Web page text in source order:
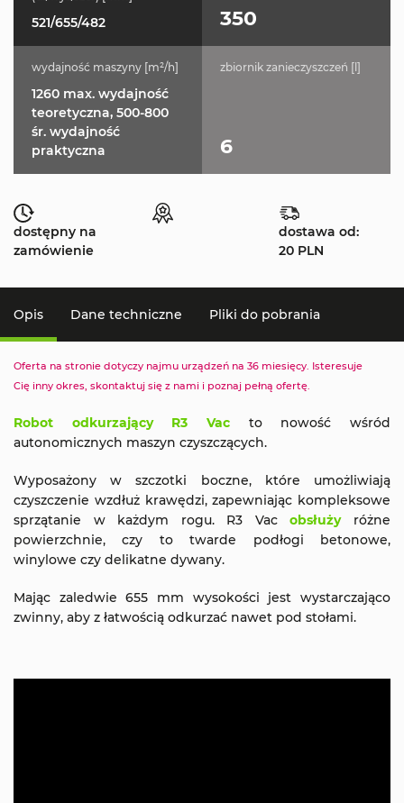
521/655/482 350
wydajność maszyny [m²/h]
1260 max. wydajność
teoretyczna, 500-800
śr. wydajność
praktyczna
zbiornik zanieczyszczeń [l]
6
dostępny na
zamówienie
dostawa od:
20 PLN
Opis Dane techniczne Pliki do pobrania
Oferta na stronie dotyczy najmu urządzeń na 36 miesięcy. Isteresuje
Cię inny okres, skontaktuj się z nami i poznaj pełną ofertę.
Robot odkurzający R3 Vac to nowość wśród
autonomicznych maszyn czyszczących.
Wyposażony w szczotki boczne, które umożliwiają
czyszczenie wzdłuż krawędzi, zapewniając kompleksowe
sprzątanie w każdym rogu. R3 Vacobsłuży różne
powierzchnie, czy to twarde podłogi betonowe,
winylowe czy delikatne dywany.
Mając zaledwie 655 mm wysokości jest wystarczająco
zwinny, aby z łatwością odkurzać nawet pod stołami.